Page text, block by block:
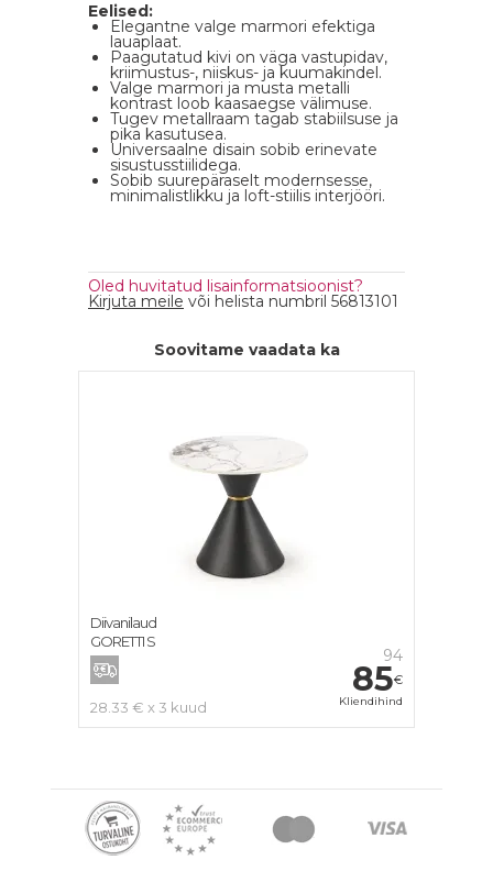
Eelised:
Elegantne valge marmori efektiga
lauaplaat.
Paagutatud kivi on väga vastupidav,
kriimustus-, niiskus- ja kuumakindel.
Valge marmori ja musta metalli
kontrast loob kaasaegse välimuse.
Tugev metallraam tagab stabiilsuse ja
pika kasutusea.
Universaalne disain sobib erinevate
sisustusstiilidega.
Sobib suurepäraselt modernsesse,
minimalistlikku ja loft-stiilis interjööri.
Oled huvitatud lisainformatsioonist?
Kirjuta meile või helista numbril 56813101
Soovitame vaadata ka
94
85€
Kliendihind
28.33 € x 3 kuud
Diivanilaud
GORETTI S